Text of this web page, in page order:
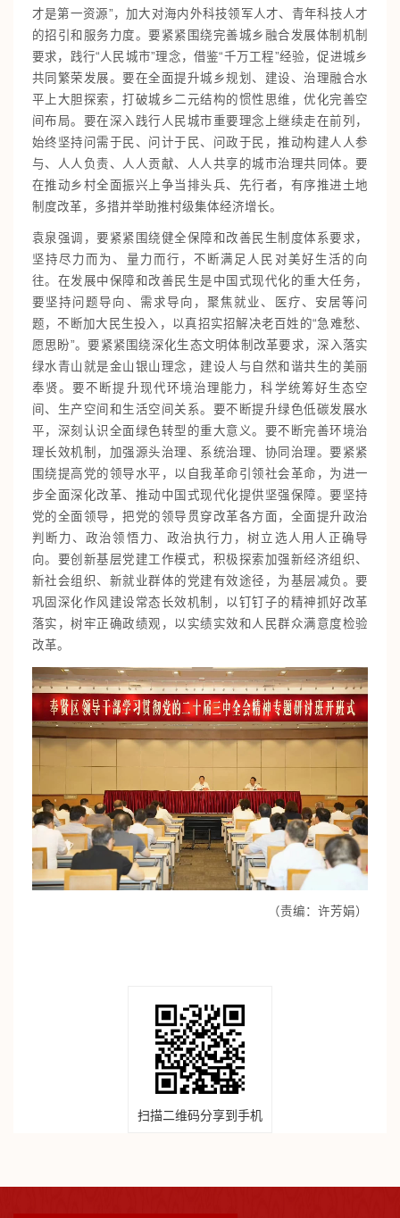
才是第一资源”，加大对海内外科技领军人才、青年科技人才
的招引和服务力度。要紧紧围绕完善城乡融合发展体制机制
要求，践行“人民城市”理念，借鉴“千万工程”经验，促进城乡
共同繁荣发展。要在全面提升城乡规划、建设、治理融合水
平上大胆探索，打破城乡二元结构的惯性思维，优化完善空
间布局。要在深入践行人民城市重要理念上继续走在前列，
始终坚持问需于民、问计于民、问政于民，推动构建人人参
与、人人负责、人人贡献、人人共享的城市治理共同体。要
在推动乡村全面振兴上争当排头兵、先行者，有序推进土地
制度改革，多措并举助推村级集体经济增长。
袁泉强调，要紧紧围绕健全保障和改善民生制度体系要求，
坚持尽力而为、量力而行，不断满足人民对美好生活的向
往。在发展中保障和改善民生是中国式现代化的重大任务，
要坚持问题导向、需求导向，聚焦就业、医疗、安居等问
题，不断加大民生投入，以真招实招解决老百姓的“急难愁、
愿思盼”。要紧紧围绕深化生态文明体制改革要求，深入落实
绿水青山就是金山银山理念，建设人与自然和谐共生的美丽
奉贤。要不断提升现代环境治理能力，科学统筹好生态空
间、生产空间和生活空间关系。要不断提升绿色低碳发展水
平，深刻认识全面绿色转型的重大意义。要不断完善环境治
理长效机制，加强源头治理、系统治理、协同治理。要紧紧
围绕提高党的领导水平，以自我革命引领社会革命，为进一
步全面深化改革、推动中国式现代化提供坚强保障。要坚持
党的全面领导，把党的领导贯穿改革各方面，全面提升政治
判断力、政治领悟力、政治执行力，树立选人用人正确导
向。要创新基层党建工作模式，积极探索加强新经济组织、
新社会组织、新就业群体的党建有效途径，为基层减负。要
巩固深化作风建设常态长效机制，以钉钉子的精神抓好改革
落实，树牢正确政绩观，以实绩实效和人民群众满意度检验
改革。
（责编：许芳娟）
扫描二维码分享到手机